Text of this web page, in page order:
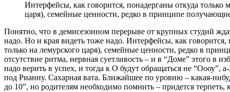
Интерфейсы, как говорится, понадерганы откуда
царя), семейные ценности, редко в принципе
Понятно, что в демисезонном перерыве от крупных студий
надо. Но и края видеть тоже надо. Интерфейсы, как
только на лемурского царя), семейные ценности, редко в
отсутствие ритма, нервная суетливость – и в “Доме” этого в
надо верить в успех, и тогда к О будут обращаться не “Оооу”,
под Рианну. Сахарная вата. Ближайшее по уровню – какая-
до 10”, но родителям необходимо помнить – придется